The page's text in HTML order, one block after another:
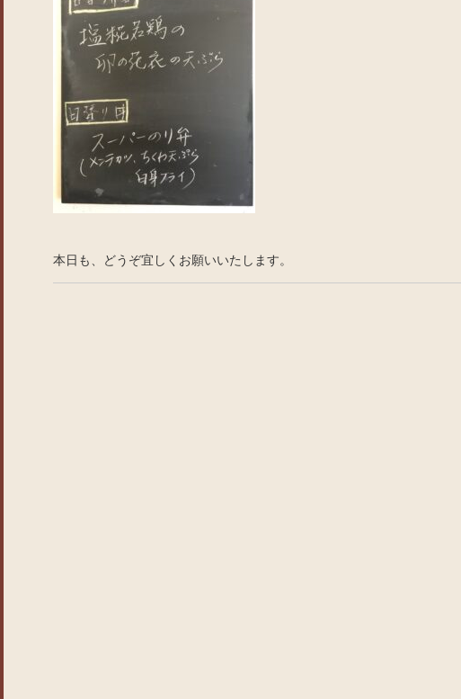
本日も、どうぞ宜しくお願いいたします。